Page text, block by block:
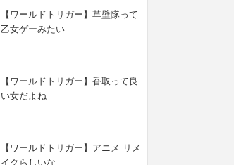
【ワールドトリガー】草壁隊って
乙女ゲーみたい
【ワールドトリガー】香取って良
い女だよね
【ワールドトリガー】アニメ リメ
イクらしいな